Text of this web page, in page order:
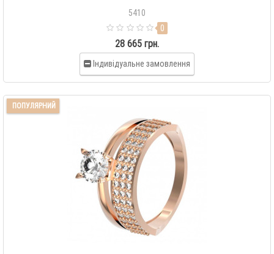
5410
0
28 665 грн.
Індивідуальне замовлення
ПОПУЛЯРНИЙ